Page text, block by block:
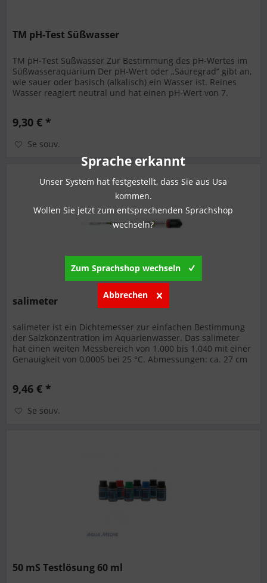
TM pH-Test Süßwasser
TM pH-Test Süßwasser Zur Bestimmung des pH-Wertes im
Süßwasseraquarium Der pH-Wert oder „Säuregrad“ gibt an,
wie sauer oder basisch (alkalisch) ein Wasser ist. Reines
Wasser reagiert neutral und hat einen pH-Wert von 7.
9,30 € *
Se souv.
salimeter
salimeter ist ein Dichtemesser zur einfachen Bestimmung
der Salzkonzentration im Aquarienwasser. Das salimeter
hat einen weiten Messbereich von 1.000 bis 1.040 mit einer
Genauigkeit von 0,0005 bei 25 °C. Abmessungen: ca. 27 cm
9,46 € *
Se souv.
50 mS Testlösung 60 ml
Sprache erkannt
Unser System hat festgestellt, dass Sie aus Usa
kommen.
Wollen Sie jetzt zum entsprechenden Sprachshop
wechseln?
Zum Sprachshop wechseln
Abbrechen